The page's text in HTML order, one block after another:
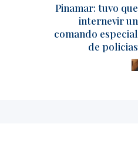
Pinamar: tuvo que
internevir un
comando especial
de policias